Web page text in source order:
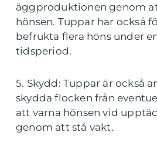
äggproduktionen genom
hönsen. Tuppar har också
befrukta flera höns under
tidsperiod.
5. Skydd: Tuppar är också
skydda flocken från
att varna hönsen vid
genom att stå vakt.